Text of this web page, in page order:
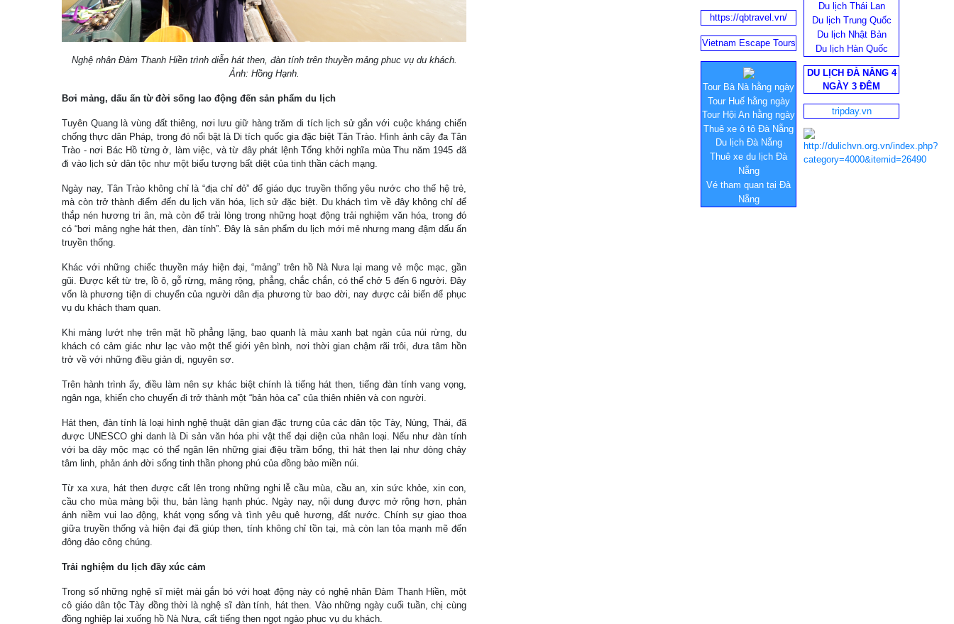
Nghệ nhân Đàm Thanh Hiền trình diễn hát then, đàn tính trên thuyền mảng phuc vụ du khách.
Ảnh: Hồng Hạnh.
Bơi mảng, dấu ấn từ đời sống lao động đến sản phẩm du lịch
Tuyên Quang là vùng đất thiêng, nơi lưu giữ hàng trăm di tích lịch sử gắn với cuộc kháng chiến
chống thực dân Pháp, trong đó nổi bật là Di tích quốc gia đặc biệt Tân Trào. Hình ảnh cây đa Tân
Trào - nơi Bác Hồ từng ở, làm việc, và từ đây phát lệnh Tổng khởi nghĩa mùa Thu năm 1945 đã
đi vào lịch sử dân tộc như một biểu tượng bất diệt của tinh thần cách mạng.
Ngày nay, Tân Trào không chỉ là “địa chỉ đỏ” để giáo dục truyền thống yêu nước cho thế hệ trẻ,
mà còn trở thành điểm đến du lịch văn hóa, lịch sử đặc biệt. Du khách tìm về đây không chỉ để
thắp nén hương tri ân, mà còn để trải lòng trong những hoạt động trải nghiệm văn hóa, trong đó
có “bơi mảng nghe hát then, đàn tính”. Đây là sản phẩm du lịch mới mẻ nhưng mang đậm dấu ấn
truyền thống.
Khác với những chiếc thuyền máy hiện đại, “mảng” trên hồ Nà Nưa lại mang vẻ mộc mạc, gần
gũi. Được kết từ tre, lồ ô, gỗ rừng, mảng rộng, phẳng, chắc chắn, có thể chở 5 đến 6 người. Đây
vốn là phương tiện di chuyển của người dân địa phương từ bao đời, nay được cải biến để phục
vụ du khách tham quan.
Khi mảng lướt nhẹ trên mặt hồ phẳng lặng, bao quanh là màu xanh bạt ngàn của núi rừng, du
khách có cảm giác như lạc vào một thế giới yên bình, nơi thời gian chậm rãi trôi, đưa tâm hồn
trở về với những điều giản dị, nguyên sơ.
Trên hành trình ấy, điều làm nên sự khác biệt chính là tiếng hát then, tiếng đàn tính vang vọng,
ngân nga, khiến cho chuyến đi trở thành một “bản hòa ca” của thiên nhiên và con người.
Hát then, đàn tính là loại hình nghệ thuật dân gian đặc trưng của các dân tộc Tày, Nùng, Thái, đã
được UNESCO ghi danh là Di sản văn hóa phi vật thể đại diện của nhân loại. Nếu như đàn tính
với ba dây mộc mạc có thể ngân lên những giai điệu trầm bổng, thì hát then lại như dòng chảy
tâm linh, phản ánh đời sống tinh thần phong phú của đồng bào miền núi.
Từ xa xưa, hát then được cất lên trong những nghi lễ cầu mùa, cầu an, xin sức khỏe, xin con,
cầu cho mùa màng bội thu, bản làng hạnh phúc. Ngày nay, nội dung được mở rộng hơn, phản
ánh niềm vui lao động, khát vọng sống và tình yêu quê hương, đất nước. Chính sự giao thoa
giữa truyền thống và hiện đại đã giúp then, tính không chỉ tồn tại, mà còn lan tỏa mạnh mẽ đến
đông đảo công chúng.
Trải nghiệm du lịch đầy xúc cảm
Trong số những nghệ sĩ miệt mài gắn bó với hoạt động này có nghệ nhân Đàm Thanh Hiền, một
cô giáo dân tộc Tày đồng thời là nghệ sĩ đàn tính, hát then. Vào những ngày cuối tuần, chị cùng
đồng nghiệp lại xuống hồ Nà Nưa, cất tiếng then ngọt ngào phục vụ du khách.
Du lịch Thái Lan
Du lịch Trung Quốc
Du lịch Nhật Bản
Du lịch Hàn Quốc
https://qbtravel.vn/
Vietnam Escape Tours
Tour Bà Nà hằng ngày
Tour Huế hằng ngày
Tour Hội An hằng ngày
Thuê xe ô tô Đà Nẵng
Du lịch Đà Nẵng
Thuê xe du lịch Đà
Nẵng
Vé tham quan tại Đà
Nẵng
DU LỊCH ĐÀ NẴNG 4
NGÀY 3 ĐÊM
tripday.vn